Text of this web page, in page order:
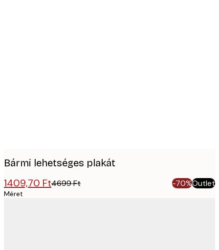
Bármi lehetséges plakát
1409,70 Ft4699 Ft -70%Outlet
Méret